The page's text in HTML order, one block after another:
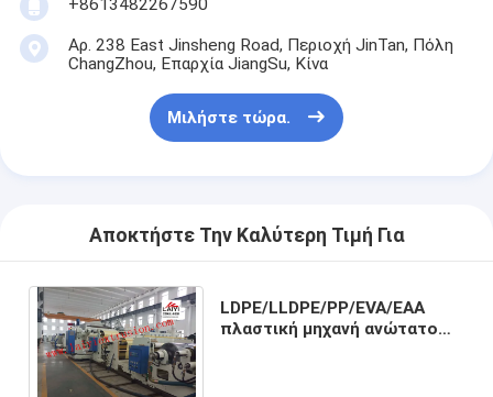
+8613482267590
Αρ. 238 East Jinsheng Road, Περιοχή JinTan, Πόλη
ChangZhou, Επαρχία JiangSu, Κίνα
Μιλήστε τώρα.
Αποκτήστε Την Καλύτερη Τιμή Για
LDPE/LLDPE/PP/EVA/EAA
πλαστική μηχανή ανώτατο